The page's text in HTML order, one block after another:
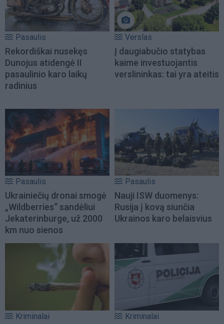
Pasaulis
Rekordiškai nusekęs
Dunojus atidengė II
pasaulinio karo laikų
radinius
Verslas
Į daugiabučio statybas
kaime investuojantis
verslininkas: tai yra ateitis
Pasaulis
Ukrainiečių dronai smogė
„Wildberries“ sandėliui
Jekaterinburge, už 2000
km nuo sienos
Pasaulis
Nauji ISW duomenys:
Rusija į kovą siunčia
Ukrainos karo belaisvius
Kriminalai Kriminalai